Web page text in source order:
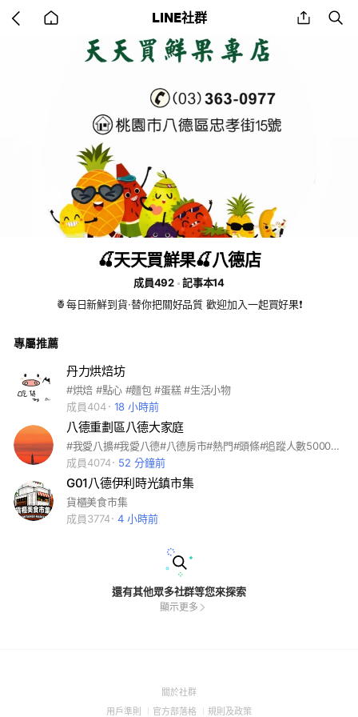
back
home
LINE社群 share
🍒天天買鮮果🍒八德店
成員492
記事本14
🍍每日新鮮到貨·替你把關好品質 歡迎加入一起買好果❗️
專屬推薦
丹力烘焙坊
#烘焙 #點心 #麵包 #蛋糕 #生活小物
成員404
18 小時前
八德重劃區八德大家庭
#我愛八擴#我愛八德#八德房市#熱門#頭條#追蹤人數5000# #中壢體育園區#中壢運動園區#合雄大境#織未來#鑄玥#寫森#元生琢苑#竹風森林青禾登豐#G26#G27#G28#G29#小檜溪重劃區#中路重劃區#經國重劃區#大勇重劃區#東勇重劃區#埔頂重劃區#A20重劃區#A21重劃區#A22#A23桃園房市#八德#桃園#大小事#八德愛我#八擴愛我#社會住宅#八德重劃區#交流道#仁德國小#六號生活圈道路#綠線延伸中壢#星巴克#大湳#教育#媽媽群#爸爸群#廣豐#八德廣豐#八德置地廣場#記憶八德#八德東勇#東培#高城#霄裡#八德大安#八德森林公園#桃拾#桃大誠#桃大極#桃太極#三本皇居#三本仁和#三本雲上#大陸#竹風三期#隆大#八德綠線延伸#八德回憶#八德記憶#中壢綠線延伸#中運量#中運#中壢站#龍崗#GE01#GE02#GE03#GE04#GE05#中壢體育園區#楊梅體育園區#桃園體育園區#地下化#火車站#八德地產#桃園地產#中壢地產#龍潭#台積電#生活圈 #G01#G02#G03#G04#G05
成員4074
52 分鐘前
G01八德伊利時光鎮市集
貨櫃美食市集
成員3774
4 小時前
還有其他眾多社群等您來探索
顯示更多
關於社群(Open
用戶準則 (Open
官方部落格 (Open
規則及政策(Open